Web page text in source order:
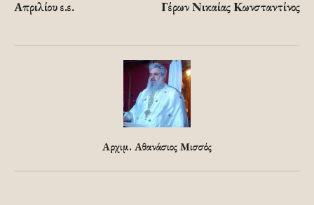
Απριλίου ε.ε.
Γέρων Νικαίας Κωνσταντίνος
Αρχιμ. Αθανάσιος Μισσός